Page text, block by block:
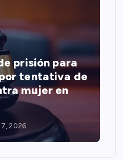
prisión para
tentativa de
mujer en
2026